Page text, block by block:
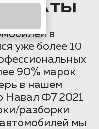
АЛМАТЫ
в
уже более 10
90% марок
в нашем
Навал Ф7 2021
разборки
мы